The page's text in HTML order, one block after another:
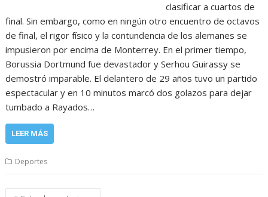
clasificar a cuartos de
final. Sin embargo, como en ningún otro encuentro de octavos
de final, el rigor físico y la contundencia de los alemanes se
impusieron por encima de Monterrey. En el primer tiempo,
Borussia Dortmund fue devastador y Serhou Guirassy se
demostró imparable. El delantero de 29 años tuvo un partido
espectacular y en 10 minutos marcó dos golazos para dejar
tumbado a Rayados…
LEER MÁS
Deportes